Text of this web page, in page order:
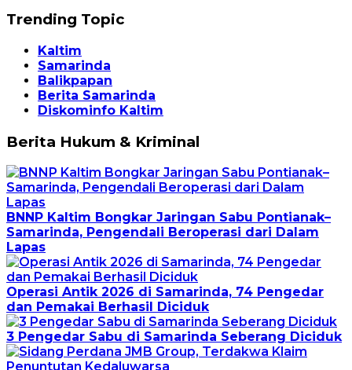
Trending Topic
Kaltim
Samarinda
Balikpapan
Berita Samarinda
Diskominfo Kaltim
Berita Hukum & Kriminal
BNNP Kaltim Bongkar Jaringan Sabu Pontianak–
Samarinda, Pengendali Beroperasi dari Dalam
Lapas
Operasi Antik 2026 di Samarinda, 74 Pengedar
dan Pemakai Berhasil Diciduk
3 Pengedar Sabu di Samarinda Seberang Diciduk